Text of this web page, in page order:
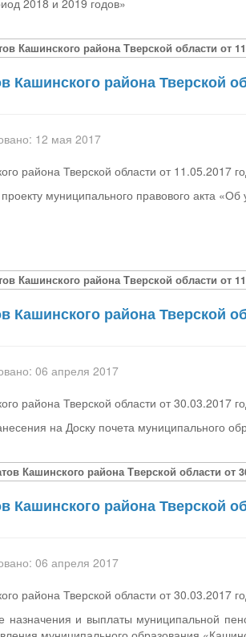
2018 и 2019 годов»
Кашинского района Тверской области от
Кашинского района Тверской
12 мая 2017
района Тверской области от 11.05.2017
муниципального правового акта
Кашинского района Тверской области от
Кашинского района Тверской
06 апреля 2017
района Тверской области от 30.03.2017
на Доску почета муниципального
Кашинского района Тверской области от
Кашинского района Тверской
06 апреля 2017
района Тверской области от 30.03.2017
и выплаты муниципальной